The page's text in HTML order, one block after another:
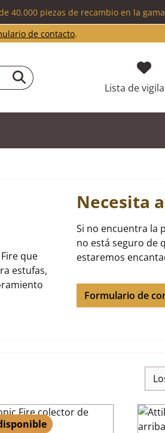
40.000 piezas de recambio en la gama
de contacto.
Lista de
que
estufas,
Necesita
Si no encuentra la
no está seguro de
estaremos
Formulario de